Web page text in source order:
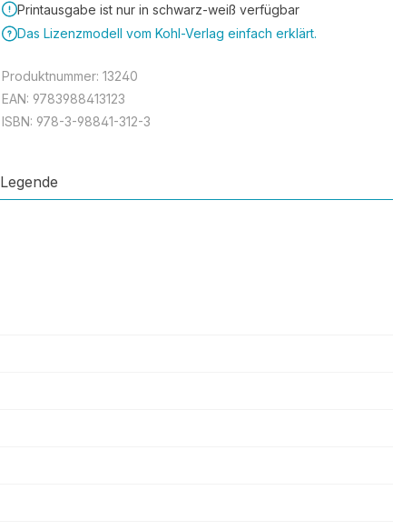
Printausgabe ist nur in schwarz-weiß verfügbar
Das Lizenzmodell vom Kohl-Verlag einfach erklärt.
Produktnummer:13240
EAN: 9783988413123
ISBN: 978-3-98841-312-3
Legende